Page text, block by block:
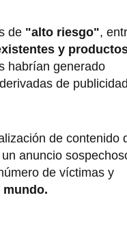
de "alto riesgo",
y
habrían generado
de publicidad
de contenido
anuncio
de víctimas y